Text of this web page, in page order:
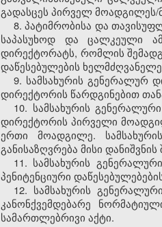
გადასცეს პირველ
8. პატიმრობისა და
საპასუხოდ და ცალკეული
დირექტორატს, რომლის
დაწესებულების
9. სამსახურის გენერალურ
დირექტორის წარდგინებით
10. სამსახურის
დირექტორის პირველი
ერთი მოადგილე.
განისაზღვრება მისი დანიშვნის
11. სამსახურის
პენიტენციური
12. სამსახურის
კანონქვემდებარე
სამართლებრივი აქტი.